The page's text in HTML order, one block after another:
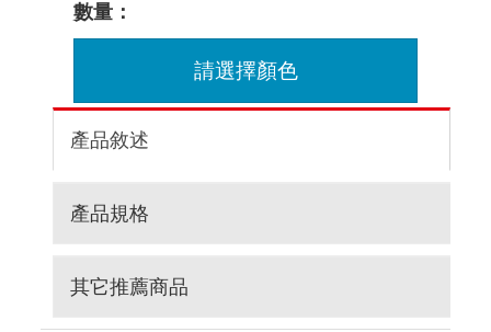
數量：
請選擇顏色
產品敘述
產品規格
其它推薦商品